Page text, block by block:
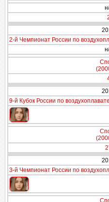
2-й Чемпионат России по
9-й Кубок России по
3-й Чемпионат России по